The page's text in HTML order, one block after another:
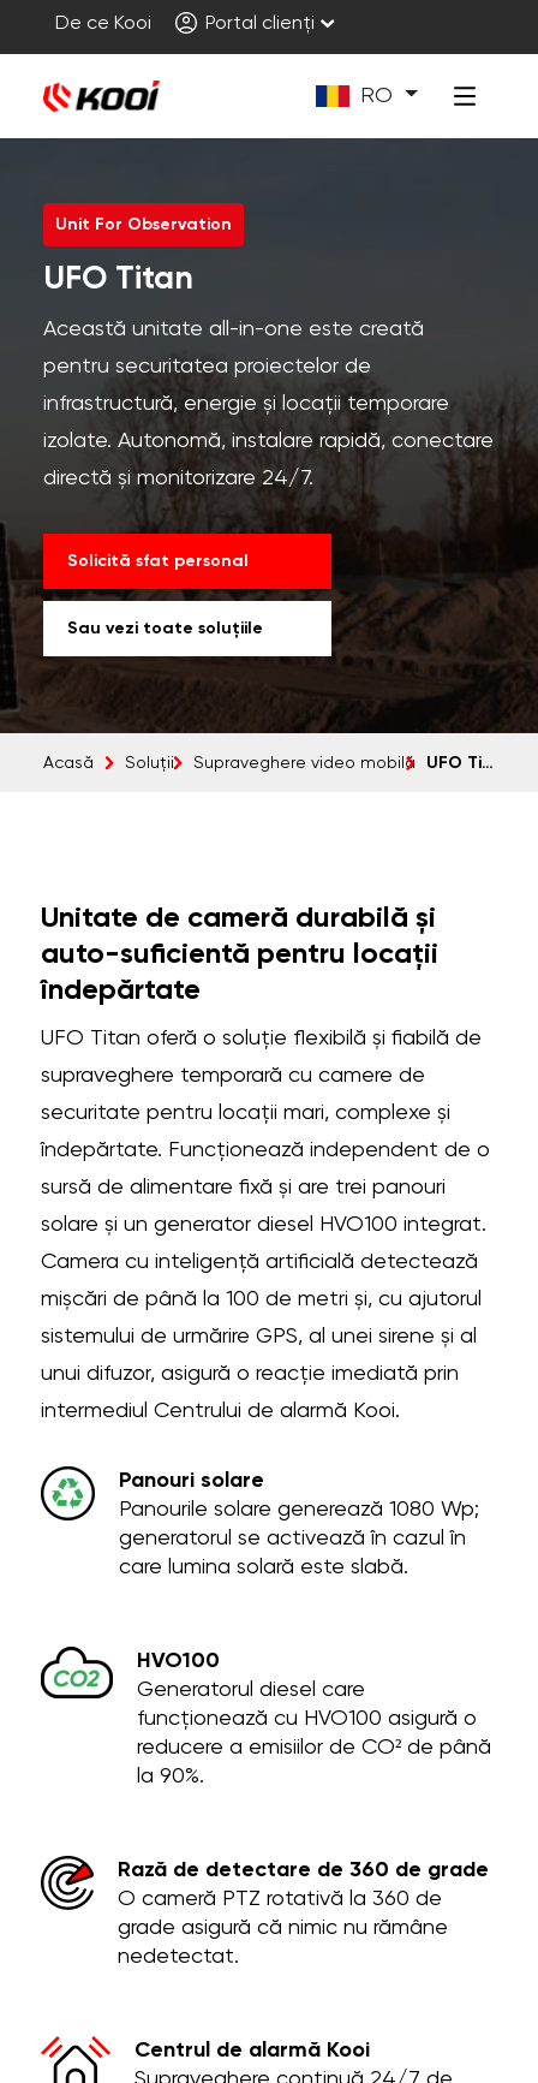
De ce Kooi Portal clienți
RO
Unit For Observation
UFO Titan
Această unitate all-in-one este creată
pentru securitatea proiectelor de
infrastructură, energie și locații temporare
izolate. Autonomă, instalare rapidă, conectare
directă și monitorizare 24/7.
Solicită sfat personal
Sau vezi toate soluțiile
Acasă Soluții Supraveghere video mobilă UFO Titan
Unitate de cameră durabilă și
auto-suficientă pentru locații
îndepărtate
UFO Titan oferă o soluție flexibilă și fiabilă de
supraveghere temporară cu camere de
securitate pentru locații mari, complexe și
îndepărtate. Funcționează independent de o
sursă de alimentare fixă și are trei panouri
solare și un generator diesel HVO100 integrat.
Camera cu inteligență artificială detectează
mișcări de până la 100 de metri și, cu ajutorul
sistemului de urmărire GPS, al unei sirene și al
unui difuzor, asigură o reacție imediată prin
intermediul Centrului de alarmă Kooi.
Panouri solare
Panourile solare generează 1080 Wp;
generatorul se activează în cazul în
care lumina solară este slabă.
HVO100
Generatorul diesel care
funcționează cu HVO100 asigură o
reducere a emisiilor de CO² de până
la 90%.
Rază de detectare de 360 de grade
O cameră PTZ rotativă la 360 de
grade asigură că nimic nu rămâne
nedetectat.
Centrul de alarmă Kooi